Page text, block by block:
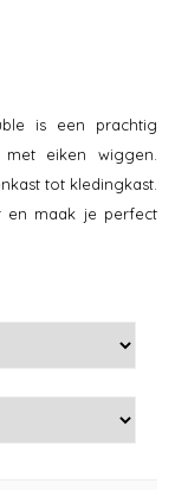
is een prachtig
met eiken wiggen.
tot kledingkast.
en maak je perfect